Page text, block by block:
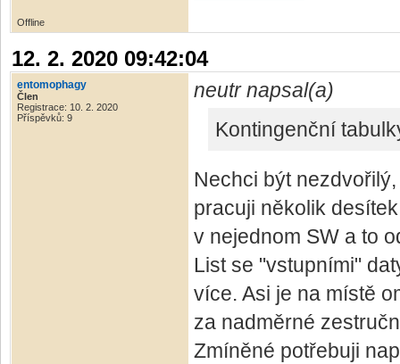
Offline
12. 2. 2020 09:42:04
entomophagy
Člen
Registrace: 10. 2. 2020
Příspěvků: 9
neutr napsal(a)
Kontingenční
Nechci být
pracuji několik
v nejednom SW a to
List se "vstupními"
více. Asi je na místě
za nadměrné
Zmíněné potřebuji